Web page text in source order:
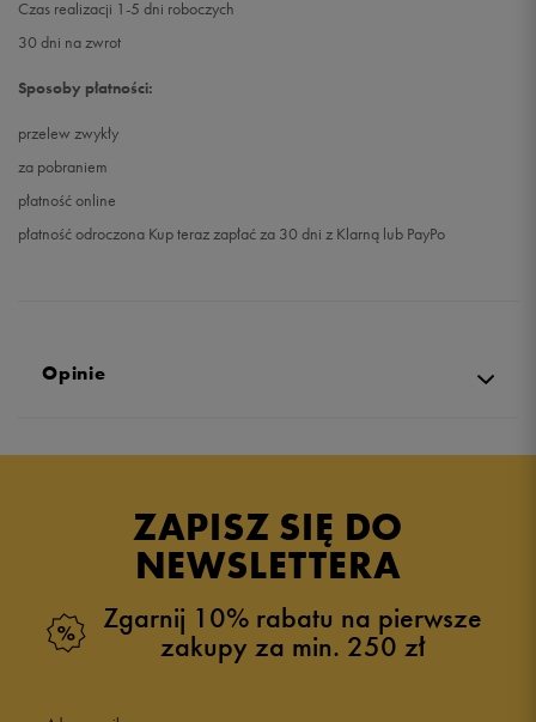
Czas realizacji 1-5 dni roboczych
30 dni na zwrot
Sposoby płatności:
przelew zwykły
za pobraniem
płatność online
płatność odroczona Kup teraz zapłać za 30 dni z Klarną lub PayPo
Opinie
ZAPISZ SIĘ DO
NEWSLETTERA
Zgarnij 10% rabatu na pierwsze
zakupy za min. 250 zł